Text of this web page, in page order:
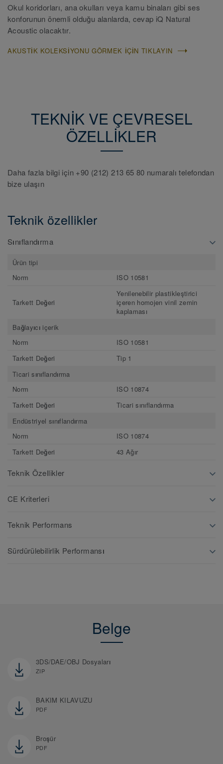
Okul koridorları, ana okulları veya kamu binaları gibi ses
konforunun önemli olduğu alanlarda, cevap iQ Natural
Acoustic olacaktır.
AKUSTIK KOLEKSIYONU GÖRMEK IÇIN TIKLAYIN
TEKNİK VE ÇEVRESEL
ÖZELLİKLER
Daha fazla bilgi için +90 (212) 213 65 80 numaralı telefondan
bize ulaşın
Teknik özellikler
Sınıflandırma
Ürün tipi
Norm
ISO 10581
Tarkett Değeri
Yenilenebilir plastikleştirici
içeren homojen vinil zemin
kaplaması
Bağlayıcı içerik
Norm
ISO 10581
Tarkett Değeri
Tip 1
Ticari sınıflandırma
Norm
ISO 10874
Tarkett Değeri
Ticari sınıflandırma
Endüstriyel sınıflandırma
Norm
ISO 10874
Tarkett Değeri
43 Ağır
Teknik Özellikler
CE Kriterleri
Teknik Performans
Sürdürülebilirlik Performansı
Belge
3DS/DAE/OBJ Dosyaları
ZIP
BAKIM KILAVUZU
PDF
Broşür
PDF